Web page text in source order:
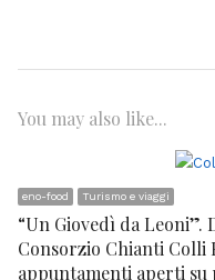
You may also like...
eno-food Turismo e viaggi
“Un Giovedì da Leoni”.
Consorzio Chianti Colli
appuntamenti aperti su